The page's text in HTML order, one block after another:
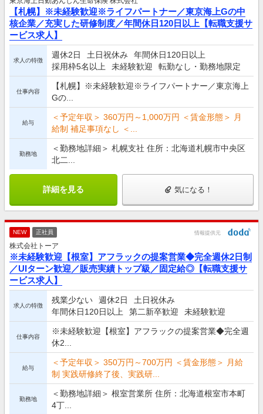
【札幌】※未経験歓迎※ライフパートナー／東京海上Gの中
核企業／充実した研修制度／年間休日120日以上【転職支援サ
ービス求人】
求人の特徴
週休2日 土日祝休み
年間休日120日以上
採用枠5名以上
未経験歓迎 転勤なし・勤務地限定
仕事内容
【札幌】※未経験歓迎※ライフパートナー／東京海上
Gの...
給与
＜予定年収＞ 360万円～1,000万円 ＜賃金形態＞ 月
給制 補足事項なし ＜...
勤務地
＜勤務地詳細＞ 札幌支社 住所：北海道札幌市中央区
北二...
詳細を見る 気になる！
NEW 正社員 情報提供元
株式会社トーア
※未経験歓迎【根室】アフラックの提案営業◆完全週休2日制
／UIターン歓迎／販売実績トップ級／固定給◎【転職支援サ
ービス求人】
求人の特徴
残業少ない 週休2日
土日祝休み
年間休日120日以上
第二新卒歓迎 未経験歓迎
仕事内容
※未経験歓迎【根室】アフラックの提案営業◆完全週
休2...
給与
＜予定年収＞ 350万円～700万円 ＜賃金形態＞ 月給
制 実践研修終了後、実践研...
勤務地
＜勤務地詳細＞ 根室営業所 住所：北海道根室市本町
4丁...